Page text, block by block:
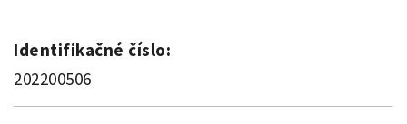
Identifikačné číslo:
202200506